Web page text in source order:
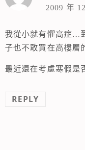
2009 年
我從小就有懼高症…
子也不敢買在高樓層
最近還在考慮寒假是
REPLY